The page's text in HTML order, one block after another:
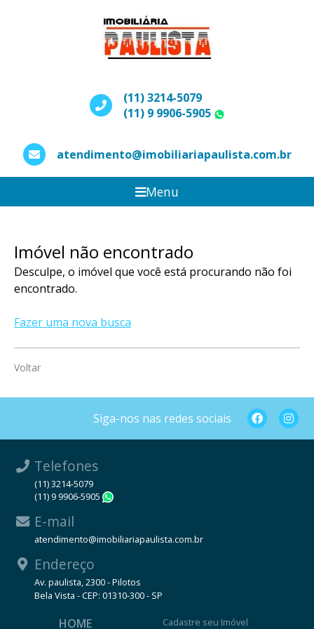
(11) 3214-5079
(11) 9 9906-5905
atendimento@imobiliariapaulista.com.br
Menu
Imóvel não encontrado
Desculpe, o imóvel que você está procurando não foi
encontrado.
Fazer uma nova busca
Voltar
Siga-nos nas redes sociais
Telefones
(11) 3214-5079
(11) 9 9906-5905
E-mail
atendimento@imobiliariapaulista.com.br
Endereço
Av. paulista, 2300 - Pilotos
Bela Vista - CEP: 01310-300 - SP
HOME Cadastre seu Imóvel